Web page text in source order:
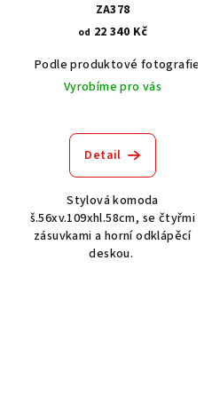
Bílá Bílá s patinou BT9001-A6
ZA378
od 22 340 Kč
Podle produktové fotografie
Vyrobíme pro vás
Detail
Stylová komoda
š.56xv.109xhl.58cm, se čtyřmi
zásuvkami a horní odklápěcí
deskou.